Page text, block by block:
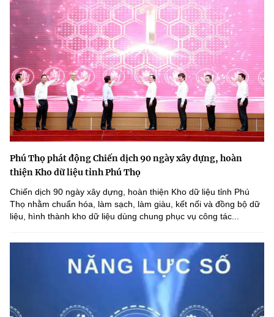
Phú Thọ phát động Chiến dịch 90 ngày xây dựng, hoàn
thiện Kho dữ liệu tỉnh Phú Thọ
Chiến dịch 90 ngày xây dựng, hoàn thiện Kho dữ liệu tỉnh Phú
Thọ nhằm chuẩn hóa, làm sạch, làm giàu, kết nối và đồng bộ dữ
liệu, hình thành kho dữ liệu dùng chung phục vụ công tác...